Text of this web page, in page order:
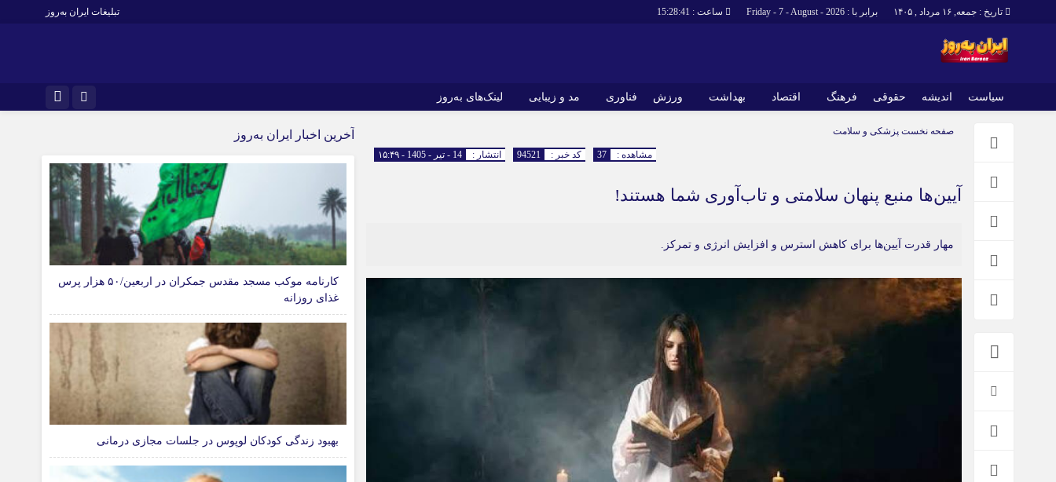
تاریخ : جمعه, ۱۶ مرداد , ۱۴۰۵ برابر با : Friday - 7 - August - 2026 ساعت : 15:28:41 تبلیغات ایران به‌روز
سیاست اندیشه حقوقی فرهنگ اقتصاد بهداشت ورزش فناوری مد و زیبایی لینک‌های به‌روز
صفحه نخست پزشکی و سلامت
انتشار : 14 - تیر - 1405 - ۱۵:۴۹ کد خبر : 94521 مشاهده : 37
آیین‌ها منبع پنهان سلامتی و تاب‌آوری شما هستند!
مهار قدرت آیین‌ها برای کاهش استرس و افزایش انرژی و تمرکز.
آخرین اخبار ایران به‌روز
کارنامه موکب مسجد مقدس جمکران در اربعین/۵۰ هزار پرس
غذای روزانه
بهبود زندگی کودکان لوپوس در جلسات مجازی درمانی